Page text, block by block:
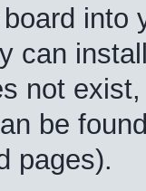
into
can
not
be
pages).